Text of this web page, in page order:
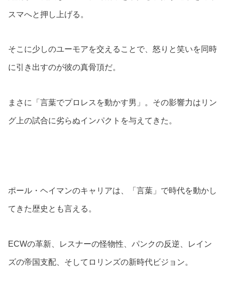
スマへと押し上げる。
そこに少しのユーモアを交えることで、怒りと笑いを同時
に引き出すのが彼の真骨頂だ。
まさに「言葉でプロレスを動かす男」。その影響力はリン
グ上の試合に劣らぬインパクトを与えてきた。
ポール・ヘイマンのキャリアは、「言葉」で時代を動かし
てきた歴史とも言える。
ECWの革新、レスナーの怪物性、パンクの反逆、レイン
ズの帝国支配、そしてロリンズの新時代ビジョン。